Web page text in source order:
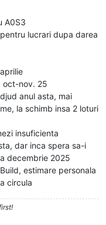
A0S3
lucrari dupa darea
oct-nov. 25
anul asta, mai
la schimb insa 2 loturi
insuficienta
dar inca spera sa-i
decembrie 2025
estimare personala
circula